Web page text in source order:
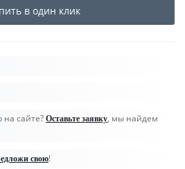
в один клик
сайте? Оставьте заявку, мы найдем
свою!